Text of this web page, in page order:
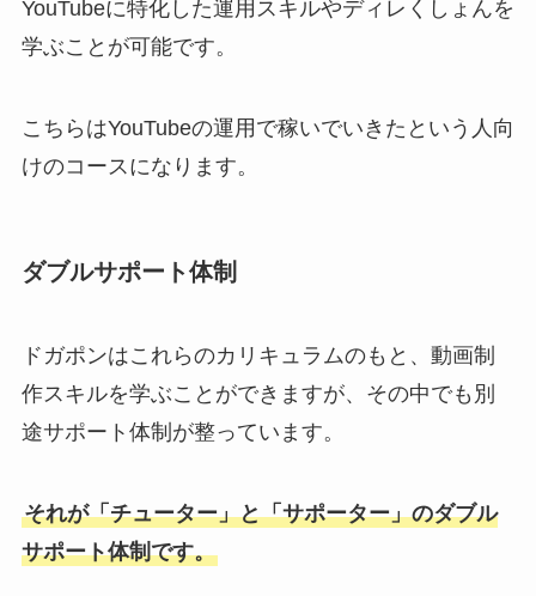
YouTubeに特化した運用スキルやディレくしょんを
学ぶことが可能です。
こちらはYouTubeの運用で稼いでいきたという人向
けのコースになります。
ダブルサポート体制
ドガポンはこれらのカリキュラムのもと、動画制
作スキルを学ぶことができますが、その中でも別
途サポート体制が整っています。
それが「チューター」と「サポーター」のダブル
サポート体制です。